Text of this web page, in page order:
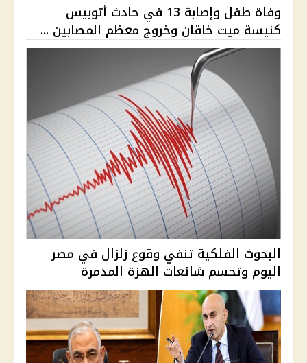
وفاة طفل وإصابة 13 في حادث أتوبيس
كنيسة ميت خاقان وخروج معظم المصابين ...
البحوث الفلكية تنفي وقوع زلزال في مصر
اليوم وتحسم شائعات الهزة المدمرة